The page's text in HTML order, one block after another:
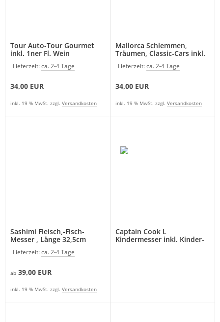
Tour Auto-Tour Gourmet
inkl. 1ner Fl. Wein
Lieferzeit:ca. 2-4 Tage
34,00 EUR
inkl. 19 % MwSt. zzgl. Versandkosten
Mallorca Schlemmen,
Träumen, Classic-Cars inkl.
Lieferzeit:ca. 2-4 Tage
34,00 EUR
inkl. 19 % MwSt. zzgl. Versandkosten
Sashimi Fleisch,-Fisch-
Messer , Länge 32,5cm
Lieferzeit:ca. 2-4 Tage
ab 39,00 EUR
inkl. 19 % MwSt. zzgl. Versandkosten
Captain Cook L
Kindermesser inkl. Kinder-